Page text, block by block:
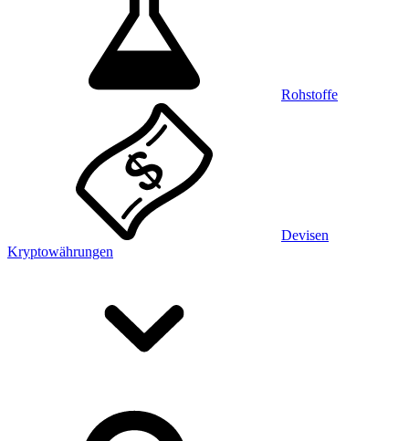
Rohstoffe
Devisen
Kryptowährungen